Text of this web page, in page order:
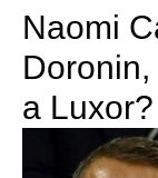
Naomi
a Luxor?